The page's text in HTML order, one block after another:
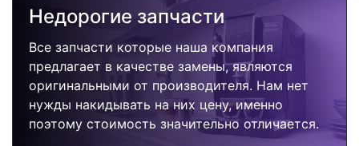
Недорогие запчасти
Все запчасти которые наша компания
предлагает в качестве замены, являются
оригинальными от производителя. Нам нет
нужды накидывать на них цену, именно
поэтому стоимость значительно отличается.